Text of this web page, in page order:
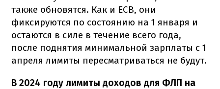
также обновятся. Как и ЕСВ, они
фиксируются по состоянию на 1 января и
остаются в силе в течение всего года,
после поднятия минимальной зарплаты с 1
апреля лимиты пересматриваться не будут.
В 2024 году лимиты доходов для ФЛП на